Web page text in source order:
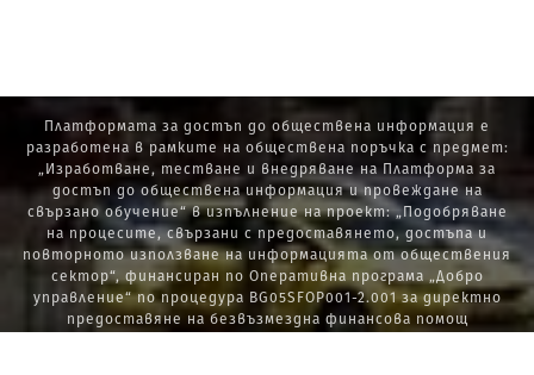
Платформата за достъп до обществена информация е
разработена в рамките на обществена поръчка с предмет:
„Изработване, тестване и внедряване на Платформа за
достъп до обществена информация и провеждане на
свързано обучение“ в изпълнение на проект: „Подобряване
на процесите, свързани с предоставянето, достъпа и
повторното използване на информацията от обществения
сектор“, финансиран по Оперативна програма „Добро
управление“ по процедура BG05SFOP001-2.001 за директно
предоставяне на безвъзмездна финансова помощ